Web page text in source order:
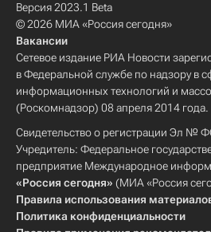
Версия 2023.1 Beta
© 2026 МИА «Россия сегодня»
Вакансии
Сетевое издание РИА Новости
в Федеральной службе по надзору в
информационных технологий и
(Роскомнадзор) 08 апреля 2014 года.
Свидетельство о регистрации Эл №
Учредитель: Федеральное
предприятие Международное
«Россия сегодня» (МИА «Россия
Правила использования
Политика конфиденциальности